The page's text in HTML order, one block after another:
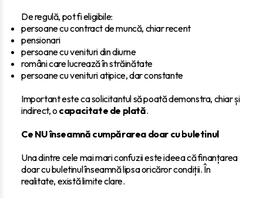
De regulă, pot fi eligibile:
persoane cu contract de muncă, chiar recent
pensionari
persoane cu venituri din diurne
români care lucrează în străinătate
persoane cu venituri atipice, dar constante
Important este ca solicitantul să poată demonstra, chiar și
indirect, o capacitate de plată.
Ce NU înseamnă cumpărarea doar cu buletinul
Una dintre cele mai mari confuzii este ideea că finanțarea
doar cu buletinul înseamnă lipsa oricăror condiții. În
realitate, există limite clare.